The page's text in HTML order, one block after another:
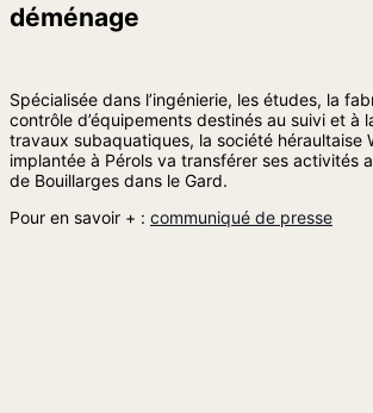
déménage
Spécialisée dans l’ingénierie, les études, la
contrôle d’équipements destinés au suivi et à
travaux subaquatiques, la société héraultaise
implantée à Pérols va transférer ses activités
de Bouillarges dans le Gard.
Pour en savoir + : communiqué de presse